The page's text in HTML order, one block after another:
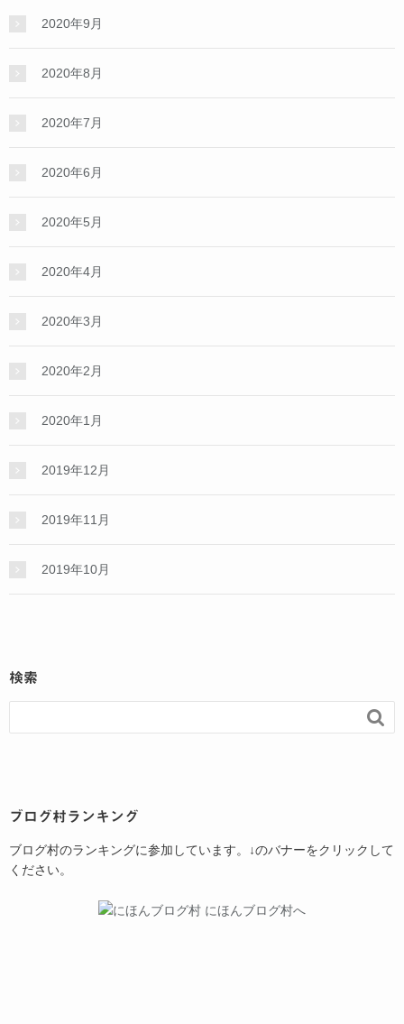
2020年9月
2020年8月
2020年7月
2020年6月
2020年5月
2020年4月
2020年3月
2020年2月
2020年1月
2019年12月
2019年11月
2019年10月
検索

ブログ村ランキング
ブログ村のランキングに参加しています。↓のバナーをクリックして
ください。